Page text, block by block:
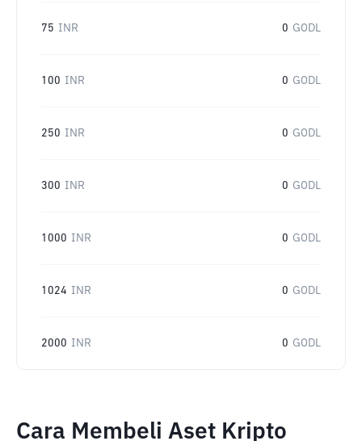
75 INR 0 GODL
100 INR 0 GODL
250 INR 0 GODL
300 INR 0 GODL
1000 INR 0 GODL
1024 INR 0 GODL
2000 INR 0 GODL
Cara Membeli Aset Kripto